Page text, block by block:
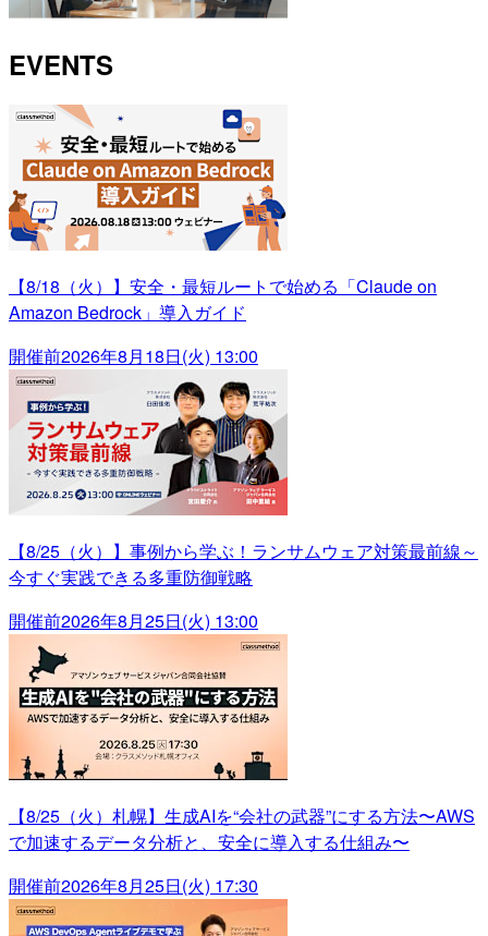
EVENTS
【8/18（火）】安全・最短ルートで始める「Claude on
Amazon Bedrock」導入ガイド
開催前2026年8月18日(火) 13:00
【8/25（火）】事例から学ぶ！ランサムウェア対策最前線～
今すぐ実践できる多重防御戦略
開催前2026年8月25日(火) 13:00
【8/25（火）札幌】生成AIを“会社の武器”にする方法〜AWS
で加速するデータ分析と、安全に導入する仕組み〜
開催前2026年8月25日(火) 17:30